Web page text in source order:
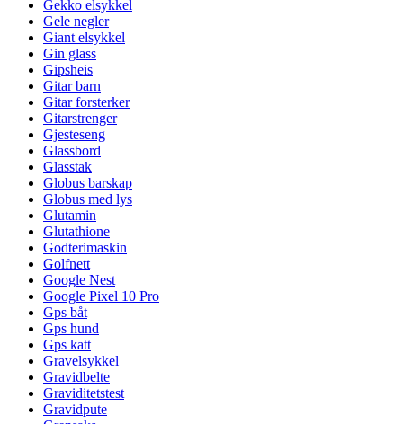
Gekko elsykkel
Gele negler
Giant elsykkel
Gin glass
Gipsheis
Gitar barn
Gitar forsterker
Gitarstrenger
Gjesteseng
Glassbord
Glasstak
Globus barskap
Globus med lys
Glutamin
Glutathione
Godterimaskin
Golfnett
Google Nest
Google Pixel 10 Pro
Gps båt
Gps hund
Gps katt
Gravelsykkel
Gravidbelte
Graviditetstest
Gravidpute